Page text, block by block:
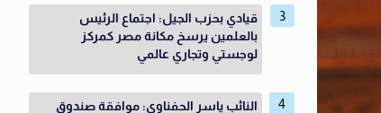
قيادي بحزب الجيل: اجتماع الرئيس
بالعلمين يرسخ مكانة مصر كمركز
لوجستي وتجاري عالمي
النائب ياسر الحفناوي: موافقة صندوق